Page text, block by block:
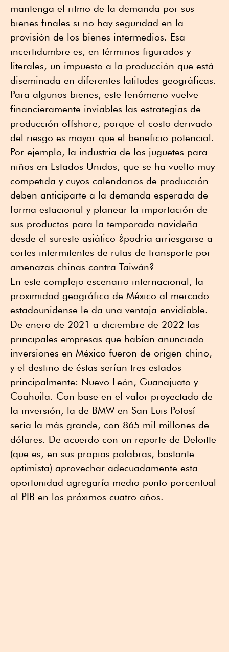
mantenga el ritmo de la demanda por sus
bienes finales si no hay seguridad en la
provisión de los bienes intermedios. Esa
incertidumbre es, en términos figurados y
literales, un impuesto a la producción que está
diseminada en diferentes latitudes geográficas.
Para algunos bienes, este fenómeno vuelve
financieramente inviables las estrategias de
producción offshore, porque el costo derivado
del riesgo es mayor que el beneficio potencial.
Por ejemplo, la industria de los juguetes para
niños en Estados Unidos, que se ha vuelto muy
competida y cuyos calendarios de producción
deben anticiparte a la demanda esperada de
forma estacional y planear la importación de
sus productos para la temporada navideña
desde el sureste asiático ¿podría arriesgarse a
cortes intermitentes de rutas de transporte por
amenazas chinas contra Taiwán?
En este complejo escenario internacional, la
proximidad geográfica de México al mercado
estadounidense le da una ventaja envidiable.
De enero de 2021 a diciembre de 2022 las
principales empresas que habían anunciado
inversiones en México fueron de origen chino,
y el destino de éstas serían tres estados
principalmente: Nuevo León, Guanajuato y
Coahuila. Con base en el valor proyectado de
la inversión, la de BMW en San Luis Potosí
sería la más grande, con 865 mil millones de
dólares. De acuerdo con un reporte de Deloitte
(que es, en sus propias palabras, bastante
optimista) aprovechar adecuadamente esta
oportunidad agregaría medio punto porcentual
al PIB en los próximos cuatro años.